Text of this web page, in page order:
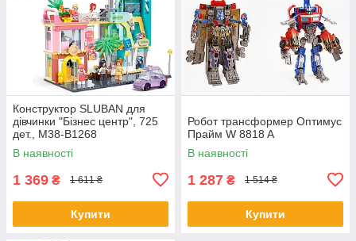
Конструктор SLUBAN для
дівчинки "Бізнес центр", 725
дет., M38-B1268
В наявності
1 369 ₴ 1 611 ₴
Купити
Робот трансформер Оптимус
Прайм W 8818 A
В наявності
1 287 ₴ 1 514 ₴
Купити